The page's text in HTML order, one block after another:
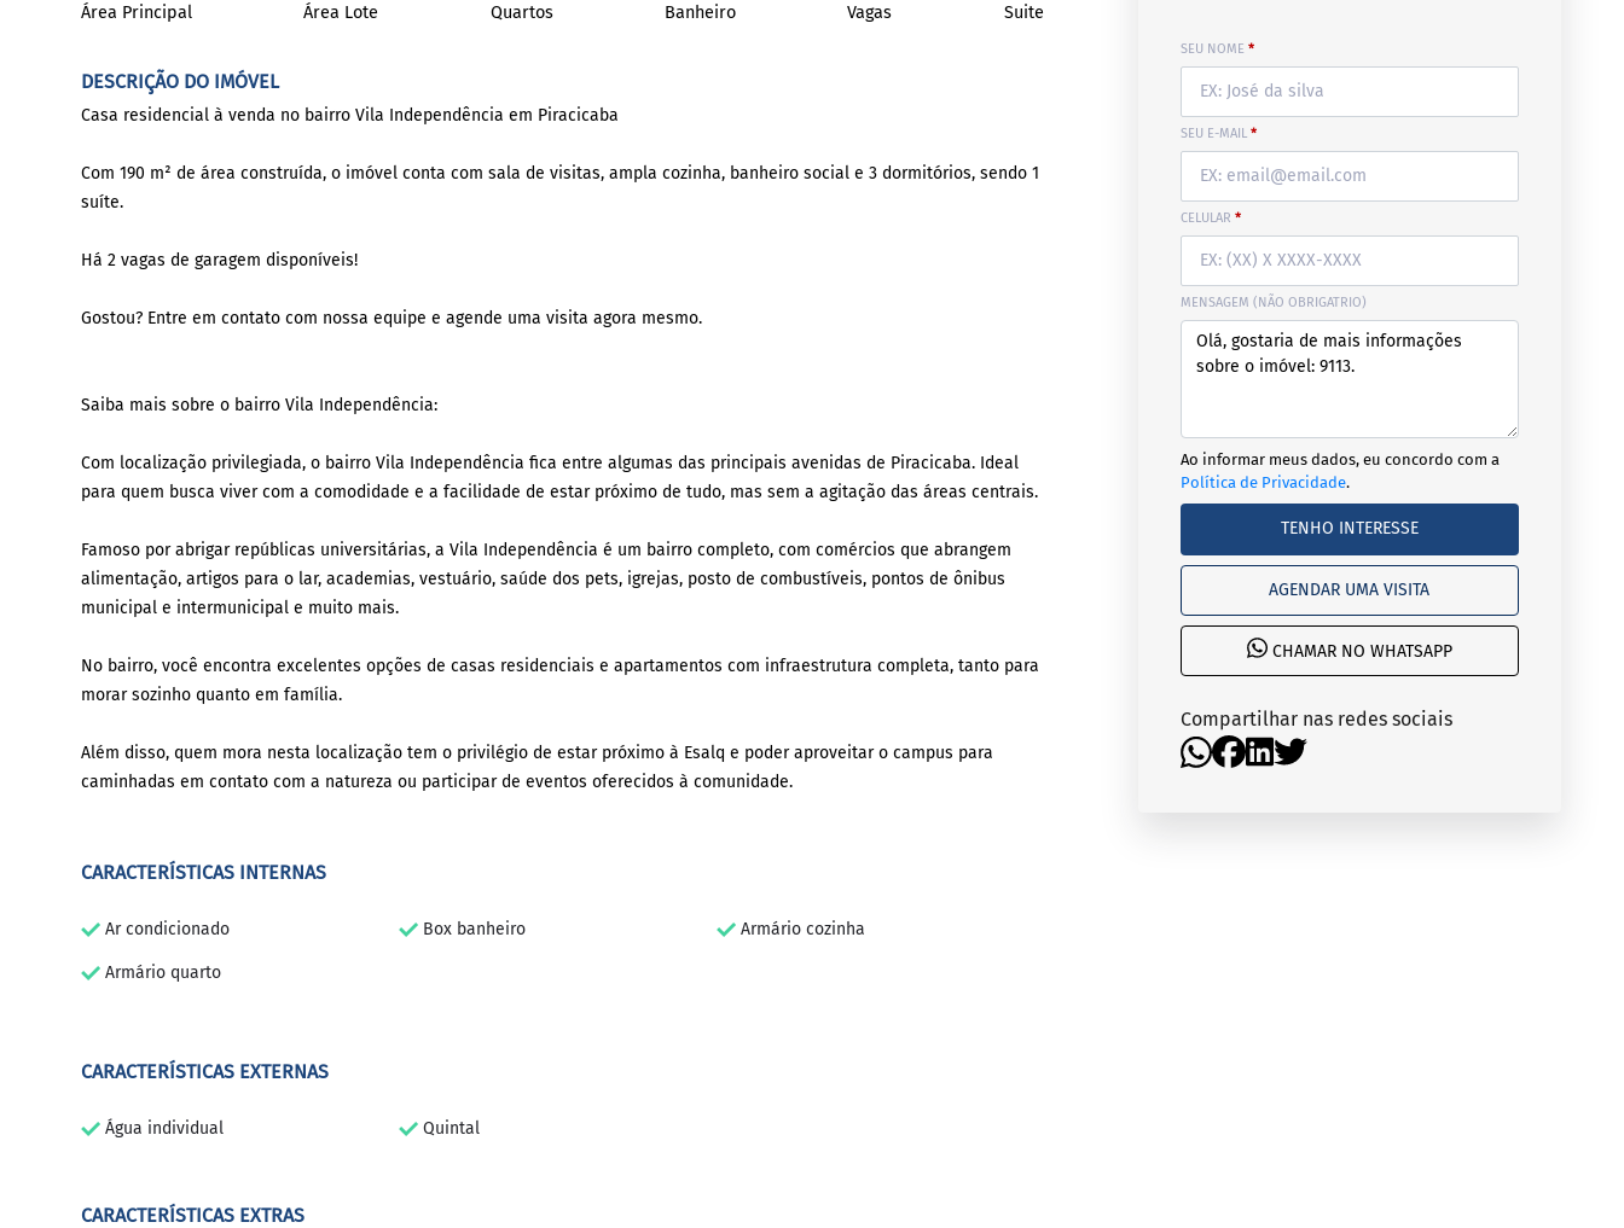
Área Principal
Área Lote
Quartos
Banheiro
Vagas
Suite
DESCRIÇÃO DO IMÓVEL
Casa residencial à venda no bairro Vila Independência em Piracicaba
Com 190 m² de área construída, o imóvel conta com sala de visitas, ampla cozinha, banheiro social e 3 dormitórios, sendo 1
suíte.
Há 2 vagas de garagem disponíveis!
Gostou? Entre em contato com nossa equipe e agende uma visita agora mesmo.
Saiba mais sobre o bairro Vila Independência:
Com localização privilegiada, o bairro Vila Independência fica entre algumas das principais avenidas de Piracicaba. Ideal
para quem busca viver com a comodidade e a facilidade de estar próximo de tudo, mas sem a agitação das áreas centrais.
Famoso por abrigar repúblicas universitárias, a Vila Independência é um bairro completo, com comércios que abrangem
alimentação, artigos para o lar, academias, vestuário, saúde dos pets, igrejas, posto de combustíveis, pontos de ônibus
municipal e intermunicipal e muito mais.
No bairro, você encontra excelentes opções de casas residenciais e apartamentos com infraestrutura completa, tanto para
morar sozinho quanto em família.
Além disso, quem mora nesta localização tem o privilégio de estar próximo à Esalq e poder aproveitar o campus para
caminhadas em contato com a natureza ou participar de eventos oferecidos à comunidade.
CARACTERÍSTICAS INTERNAS
Ar condicionado Box banheiro Armário cozinha
Armário quarto
CARACTERÍSTICAS EXTERNAS
Água individual Quintal
CARACTERÍSTICAS EXTRAS
SEU NOME *
SEU E-MAIL *
CELULAR *
MENSAGEM (NÃO OBRIGATRIO)
Ao informar meus dados, eu concordo com a
Política de Privacidade.
TENHO INTERESSE
AGENDAR UMA VISITA
CHAMAR NO WHATSAPP
Compartilhar nas redes sociais